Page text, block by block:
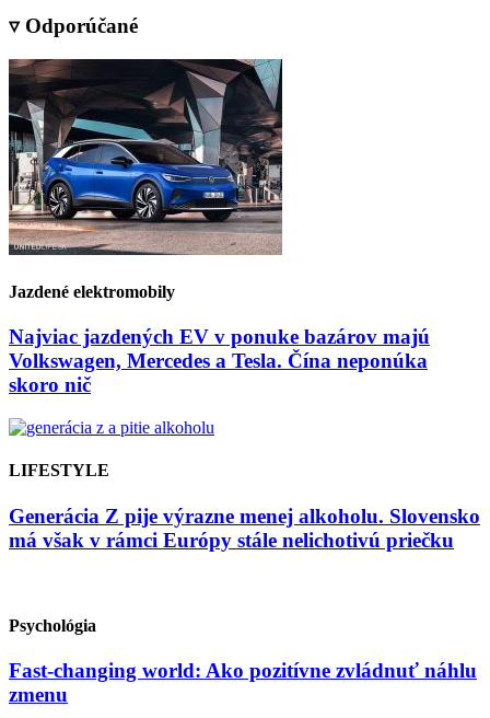
▿ Odporúčané
Jazdené elektromobily
Najviac jazdených EV v ponuke bazárov majú
Volkswagen, Mercedes a Tesla. Čína neponúka
skoro nič
LIFESTYLE
Generácia Z pije výrazne menej alkoholu. Slovensko
má však v rámci Európy stále nelichotivú priečku
Psychológia
Fast-changing world: Ako pozitívne zvládnuť náhlu
zmenu